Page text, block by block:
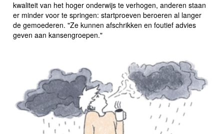
kwaliteit van het hoger onderwijs te verhogen, anderen staan
er minder voor te springen: startproeven beroeren al langer
de gemoederen. "Ze kunnen afschrikken en foutief advies
geven aan kansengroepen."